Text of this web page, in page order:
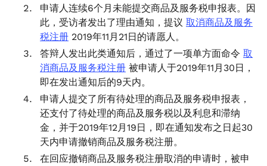
申请人连续6个月未能提交商品及服务税申报表。因
此，受访者发出了理由通知，提议 取消商品及服务
税注册 2019年11月21日的请愿人。
答辩人发出此类通知后，通过了一项单方面命令 取
消商品及服务税注册 被申请人于2019年11月30日，
即在发出通知后的9天内。
申请人提交了所有待处理的商品及服务税申报表，
还支付了待处理的商品及服务税以及利息和滞纳
金，并于2019年12月19日，即在通知发布之日起30
天内申请撤销商品及服务税注册。
在回应撤销商品及服务税注册取消的申请时，被申